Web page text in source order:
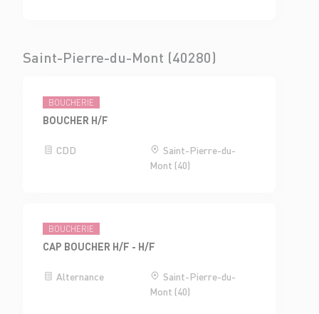
Saint-Pierre-du-Mont (40280)
BOUCHERIE
BOUCHER H/F
CDD
Saint-Pierre-du-
Mont (40)
BOUCHERIE
CAP BOUCHER H/F - H/F
Alternance
Saint-Pierre-du-
Mont (40)